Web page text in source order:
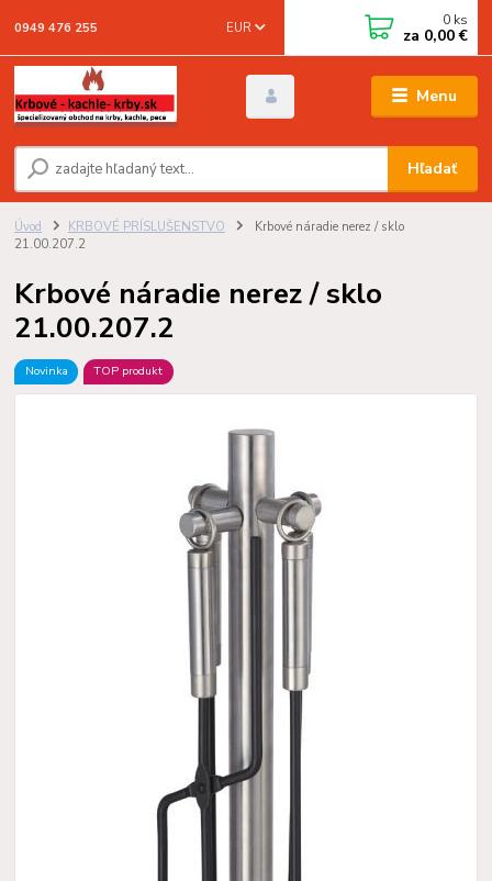
Menu
EUR
Hľadať
0949 476 255 0 ks
za 0,00 €
Úvod KRBOVÉ PRÍSLUŠENSTVO
Krbové náradie nerez / sklo
21.00.207.2
Krbové náradie nerez / sklo
21.00.207.2
Novinka TOP produkt